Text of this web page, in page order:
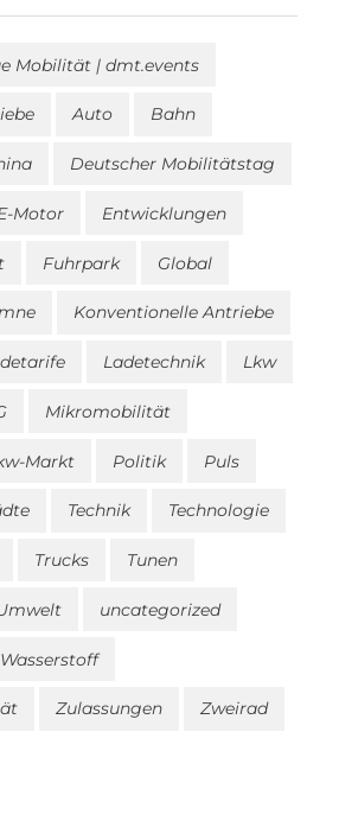
Mobilität | dmt.events
Auto Bahn
Deutscher Mobilitätstag
Motor Entwicklungen
Fuhrpark Global
Konventionelle Antriebe
Ladetechnik Lkw
Mikromobilität
Markt Politik Puls
Technik Technologie
Trucks Tunen
uncategorized
Wasserstoff
Zulassungen Zweirad